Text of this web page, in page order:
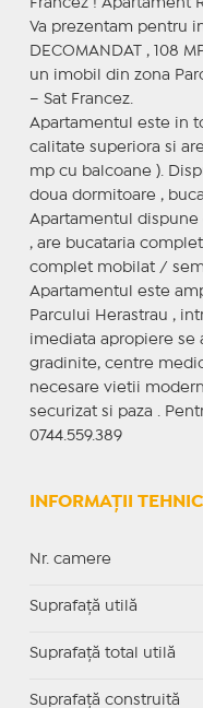
Francez ! Apartament
Va prezentam pentru
DECOMANDAT , 108
un imobil din zona
– Sat Francez.
Apartamentul este in
calitate superiora si
mp cu balcoane ).
doua dormitoare ,
Apartamentul
, are bucataria
complet mobilat /
Apartamentul este
Parcului Herastrau ,
imediata apropiere se
gradinite, centre
necesare vietii
securizat si paza .
0744.559.389
INFORMAȚII
Nr. camere
Suprafaţă utilă
Suprafaţă total utilă
Suprafaţă construită